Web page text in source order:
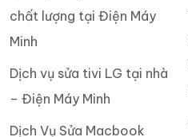
chất lượng tại Điện Máy
Minh
Dịch vụ sửa tivi LG tại nhà
– Điện Máy Minh
Dịch Vụ Sửa Macbook